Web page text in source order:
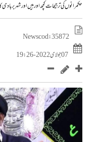
حکمرانوں کی ترجیحات کچھ اور ہیں اور شہر
News cod : 35872
07 جولای 2022 - 19:26